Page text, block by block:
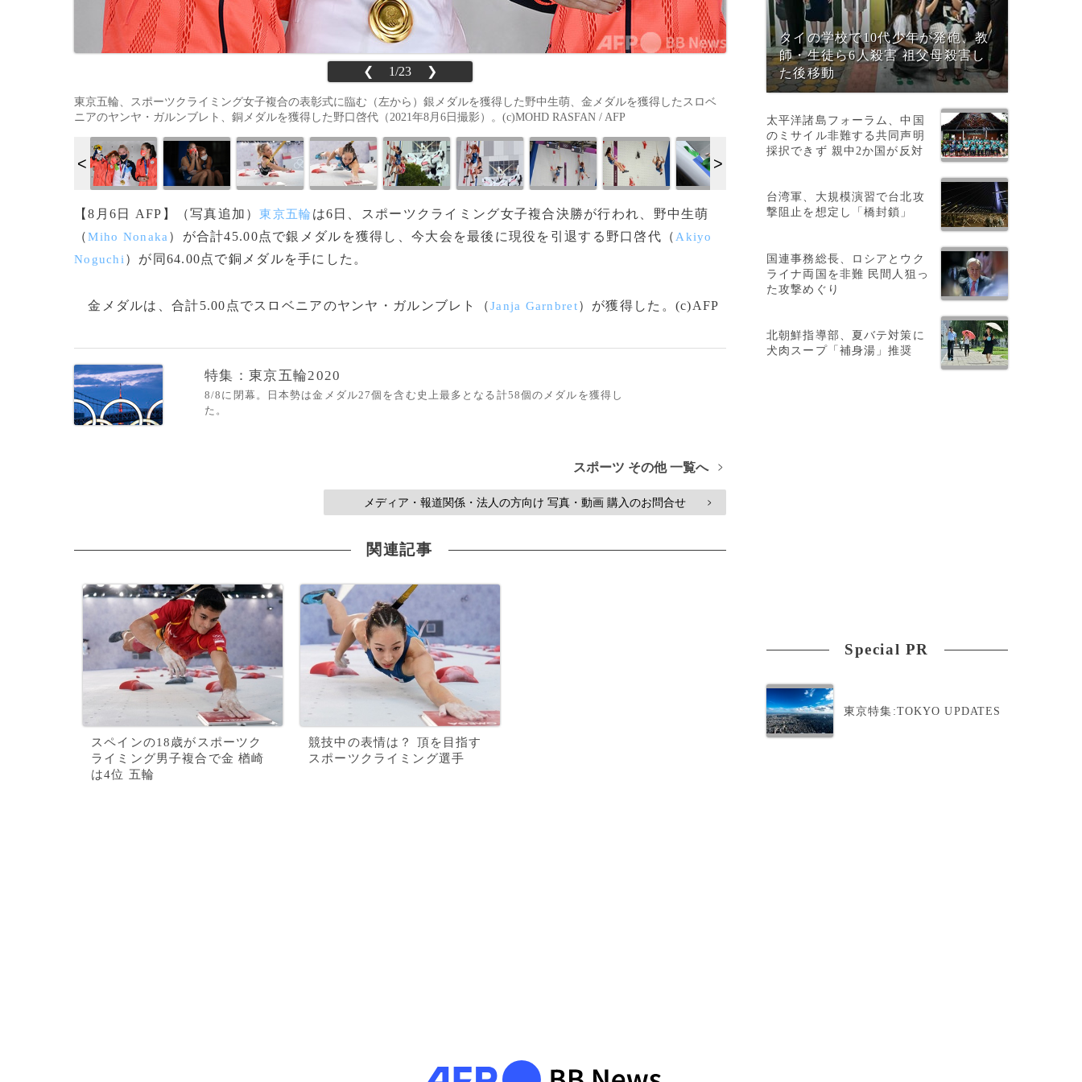
❮ 1/23 ❯
東京五輪、スポーツクライミング女子複合の表彰式に臨む（左から）銀メダルを獲得した野中生萌、金メダルを獲得したスロベ
ニアのヤンヤ・ガルンブレト、銅メダルを獲得した野口啓代（2021年8月6日撮影）。(c)MOHD RASFAN / AFP
【8月6日 AFP】（写真追加）東京五輪 は6日、スポーツクライミング女子複合決勝が行われ、野中生萌
（Miho Nonaka ）が合計45.00点で銀メダルを獲得し、今大会を最後に現役を引退する野口啓代（ Akiyo
Noguchi ）が同64.00点で銅メダルを手にした。
金メダルは、合計5.00点でスロベニアのヤンヤ・ガルンブレト（Janja Garnbret）が獲得した。(c)AFP
特集：東京五輪2020
8/8に閉幕。日本勢は金メダル27個を含む史上最多となる計58個のメダルを獲得し
た。
スポーツ その他 一覧へ >
メディア・報道関係・法人の方向け 写真・動画 購入のお問合せ >
関連記事
スペインの18歳がスポーツク
ライミング男子複合で金 楢崎
は4位 五輪
競技中の表情は？ 頂を目指す
スポーツクライミング選手
タイの学校で10代少年が発砲、教
師・生徒ら6人殺害 祖父母殺害し
た後移動
太平洋諸島フォーラム、中国
のミサイル非難する共同声明
採択できず 親中2か国が反対
台湾軍、大規模演習で台北攻
撃阻止を想定し「橋封鎖」
国連事務総長、ロシアとウク
ライナ両国を非難 民間人狙っ
た攻撃めぐり
北朝鮮指導部、夏バテ対策に
犬肉スープ「補身湯」推奨
Special PR
東京特集:TOKYO UPDATES